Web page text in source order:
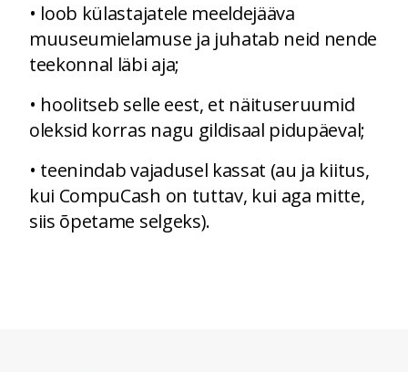
• loob külastajatele meeldejääva
muuseumielamuse ja juhatab neid nende
teekonnal läbi aja;
• hoolitseb selle eest, et näituseruumid
oleksid korras nagu gildisaal pidupäeval;
• teenindab vajadusel kassat (au ja kiitus,
kui CompuCash on tuttav, kui aga mitte,
siis õpetame selgeks).